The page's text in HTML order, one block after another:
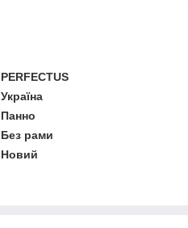
PERFECTUS
Україна
Панно
Без рами
Новий